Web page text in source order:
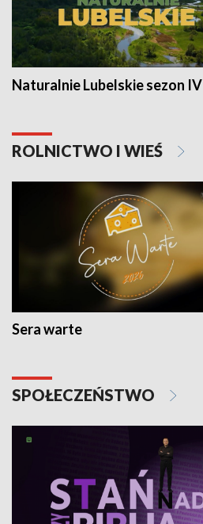
Naturalnie Lubelskie sezon IV
ROLNICTWO I WIEŚ
Sera warte
SPOŁECZEŃSTWO